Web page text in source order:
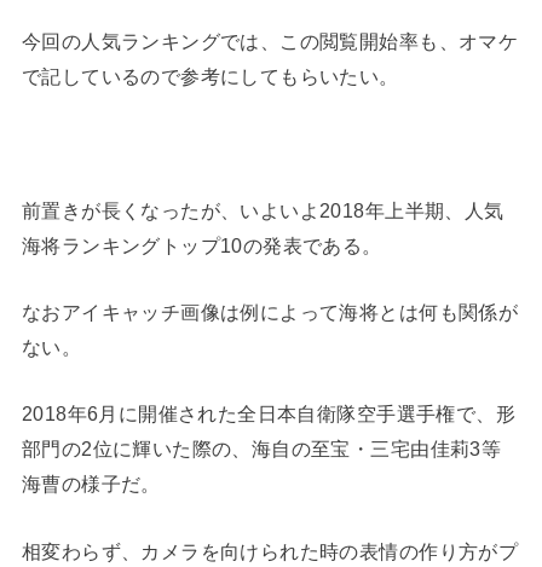
今回の人気ランキングでは、この閲覧開始率も、オマケ
で記しているので参考にしてもらいたい。
前置きが長くなったが、いよいよ2018年上半期、人気
海将ランキングトップ10の発表である。
なおアイキャッチ画像は例によって海将とは何も関係が
ない。
2018年6月に開催された全日本自衛隊空手選手権で、形
部門の2位に輝いた際の、海自の至宝・三宅由佳莉3等
海曹の様子だ。
相変わらず、カメラを向けられた時の表情の作り方がプ